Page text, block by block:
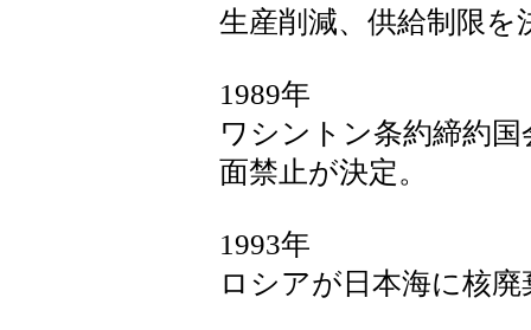
生産削減、供給制限
1989年
ワシントン条約締約
面禁止が決定。
1993年
ロシアが日本海に核廃